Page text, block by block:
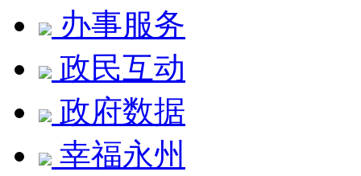
办事服务
政民互动
政府数据
幸福永州